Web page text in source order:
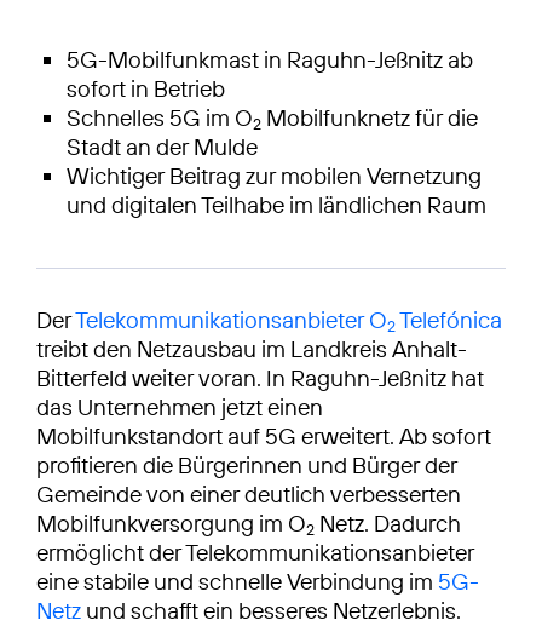
5G-Mobilfunkmast in Raguhn-Jeßnitz ab
sofort in Betrieb
Schnelles 5G im O2 Mobilfunknetz für die
Stadt an der Mulde
Wichtiger Beitrag zur mobilen Vernetzung
und digitalen Teilhabe im ländlichen Raum
DerTelekommunikationsanbieter O2Telefónica
treibt den Netzausbau im Landkreis Anhalt-
Bitterfeld weiter voran. In Raguhn-Jeßnitz hat
das Unternehmen jetzt einen
Mobilfunkstandort auf 5G erweitert. Ab sofort
profitieren die Bürgerinnen und Bürger der
Gemeinde von einer deutlich verbesserten
Mobilfunkversorgung im O2 Netz. Dadurch
ermöglicht der Telekommunikationsanbieter
eine stabile und schnelle Verbindung im 5G-
Netz und schafft ein besseres Netzerlebnis.